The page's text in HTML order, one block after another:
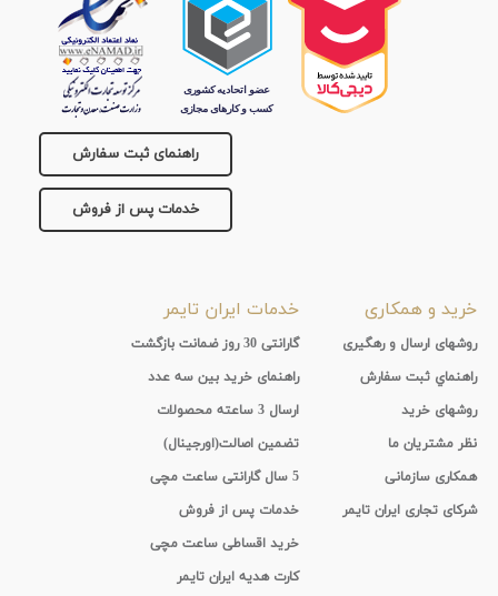
راهنمای ثبت سفارش
خدمات پس از فروش
خرید و همکاری
روشهای ارسال و رهگیری
راهنماي ثبت سفارش
روشهای خرید
نظر مشتریان ما
همکاری سازمانی
شرکای تجاری ایران تایمر
خدمات ایران تایمر
گارانتی 30 روز ضمانت بازگشت
راهنمای خرید بین سه عدد
ارسال 3 ساعته محصولات
تضمین اصالت(اورجینال)
5 سال گارانتی ساعت مچی
خدمات پس از فروش
خرید اقساطی ساعت مچی
کارت هدیه ایران تایمر